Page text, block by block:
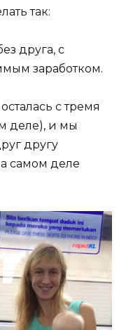
так:
друга, с
заработком.
с тремя
деле), и мы
другу
самом деле